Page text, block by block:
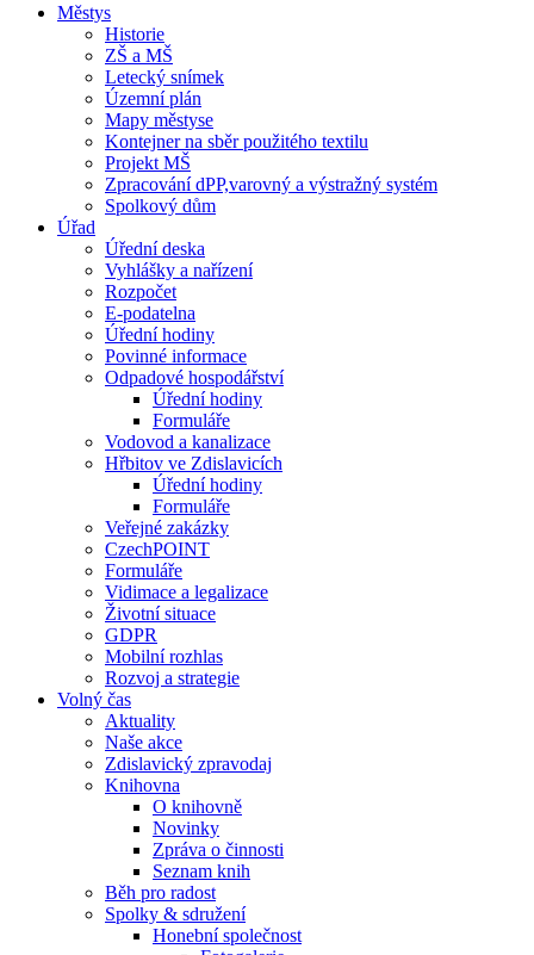
Městys
Historie
ZŠ a MŠ
Letecký snímek
Územní plán
Mapy městyse
Kontejner na sběr použitého textilu
Projekt MŠ
Zpracování dPP,varovný a výstražný systém
Spolkový dům
Úřad
Úřední deska
Vyhlášky a nařízení
Rozpočet
E-podatelna
Úřední hodiny
Povinné informace
Odpadové hospodářství
Úřední hodiny
Formuláře
Vodovod a kanalizace
Hřbitov ve Zdislavicích
Úřední hodiny
Formuláře
Veřejné zakázky
CzechPOINT
Formuláře
Vidimace a legalizace
Životní situace
GDPR
Mobilní rozhlas
Rozvoj a strategie
Volný čas
Aktuality
Naše akce
Zdislavický zpravodaj
Knihovna
O knihovně
Novinky
Zpráva o činnosti
Seznam knih
Běh pro radost
Spolky & sdružení
Honební společnost